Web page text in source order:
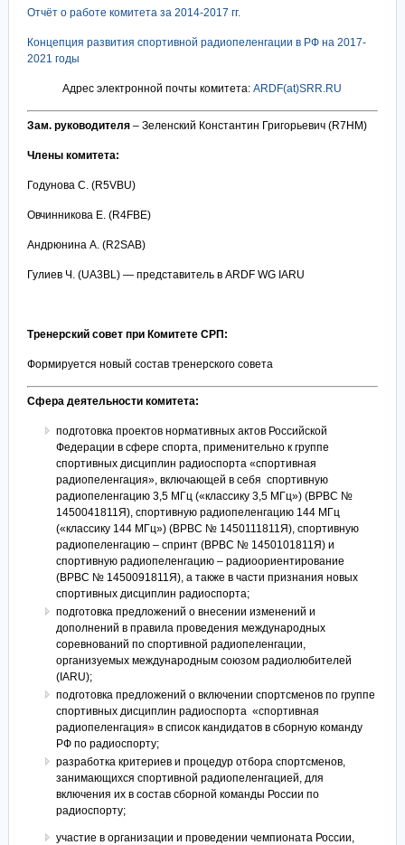
Отчёт о работе комитета за 2014-2017 гг.
Концепция развития спортивной радиопеленгации в РФ на 2017-
2021 годы
Адрес электронной почты комитета:ARDF(at)SRR.RU
Зам. руководителя– Зеленский Константин Григорьевич (R7 HM)
Члены комитета:
Годунова С. (R5VBU)
Овчинникова Е. (R4FBE)
Андрюнина А. (R2SAB)
Гулиев Ч. (UA3BL) — представитель в ARDF WG IARU
Тренерский совет при Комитете СРП:
Формируется новый состав тренерского совета
Сфера деятельности комитета:
подготовка проектов нормативных актов Российской
Федерации в сфере спорта, применительно к группе
спортивных дисциплин радиоспорта «спортивная
радиопеленгация», включающей в себя спортивную
радиопеленгацию 3,5 МГц («классику 3,5 МГц») (ВРВС №
1450041811Я), спортивную радиопеленгацию 144 МГц
(«классику 144 МГц») (ВРВС № 1450111811Я), спортивную
радиопеленгацию – спринт (ВРВС № 1450101811Я) и
спортивную радиопеленгацию – радиоориентирование
(ВРВС № 1450091811Я), а также в части признания новых
спортивных дисциплин радиоспорта;
подготовка предложений о внесении изменений и
дополнений в правила проведения международных
соревнований по спортивной радиопеленгации,
организуемых международным союзом радиолюбителей
(IARU);
подготовка предложений о включении спортсменов по группе
спортивных дисциплин радиоспорта «спортивная
радиопеленгация» в список кандидатов в сборную команду
РФ по радиоспорту;
разработка критериев и процедур отбора спортсменов,
занимающихся спортивной радиопеленгацией, для
включения их в состав сборной команды России по
радиоспорту;
участие в организации и проведении чемпионата России,